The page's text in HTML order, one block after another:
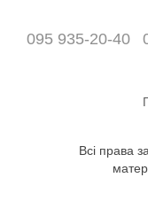
095 935-20-40
Всі права